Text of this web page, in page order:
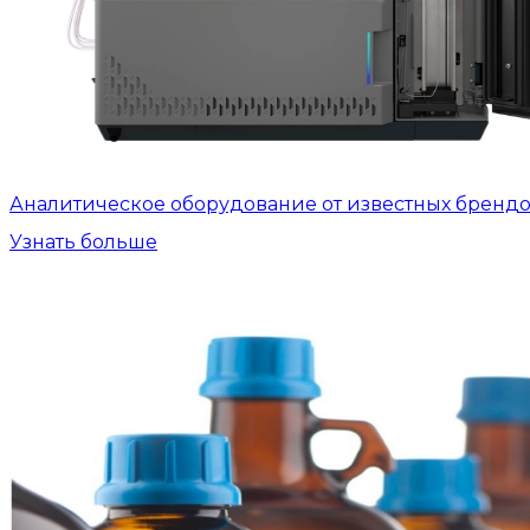
Аналитическое оборудование от известных
Узнать больше